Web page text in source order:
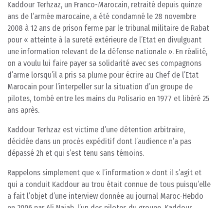
Kaddour Terhzaz, un Franco-Marocain, retraité depuis quinze
ans de l’armée marocaine, a été condamné le 28 novembre
2008 à 12 ans de prison ferme par le tribunal militaire de Rabat
pour « atteinte à la sureté extérieure de l’Etat en divulguant
une information relevant de la défense nationale ». En réalité,
on a voulu lui faire payer sa solidarité avec ses compagnons
d’arme lorsqu’il a pris sa plume pour écrire au Chef de l’Etat
Marocain pour l’interpeller sur la situation d’un groupe de
pilotes, tombé entre les mains du Polisario en 1977 et libéré 25
ans après.
Kaddour Terhzaz est victime d’une détention arbitraire,
décidée dans un procès expéditif dont l’audience n’a pas
dépassé 2h et qui s’est tenu sans témoins.
Rappelons simplement que « l’information » dont il s’agit et
qui a conduit Kaddour au trou était connue de tous puisqu’elle
a fait l’objet d’une interview donnée au journal Maroc-Hebdo